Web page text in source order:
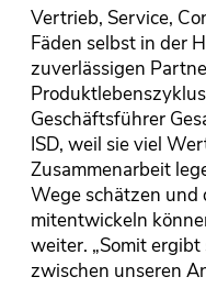
Vertrieb, Service,
Fäden selbst in der
zuverlässigen
Geschäftsführer
ISD, weil sie viel
Zusammenarbeit
Wege schätzen und
mitentwickeln
weiter. „Somit
zwischen unseren